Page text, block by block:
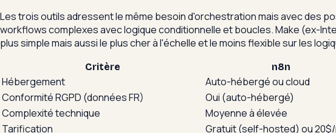
Les trois outils adressent le même besoin d'orchestration mais avec des
workflows complexes avec logique conditionnelle et boucles. Make (ex-
plus simple mais aussi le plus cher à l'échelle et le moins flexible sur les
Critère n8n
Hébergement Auto-hébergé ou cloud
Conformité RGPD (données FR)
Oui (auto-hébergé)
Complexité technique
Moyenne à élevée
Tarification
Gratuit (self-hosted) ou